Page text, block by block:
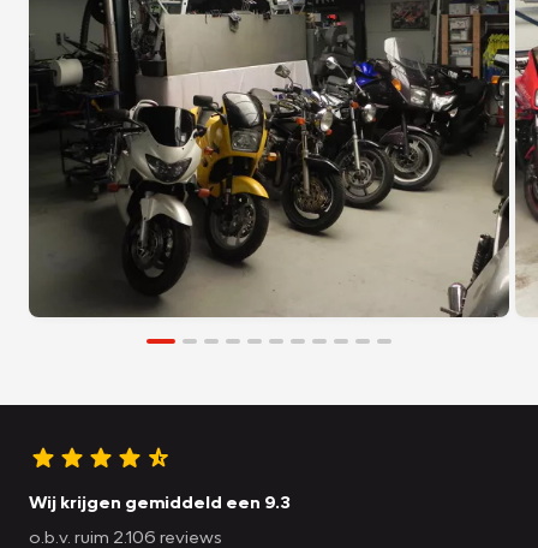
Wij krijgen gemiddeld een 9.3
o.b.v. ruim 2.106 reviews